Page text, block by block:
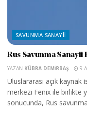
SAVUNMA SANAYII
Rus Savunma Sanayii
YAZAN KÜBRA DEMIRBAŞ 9
Uluslararası açık
merkezi Fenix ile birlikte
sonucunda, Rus